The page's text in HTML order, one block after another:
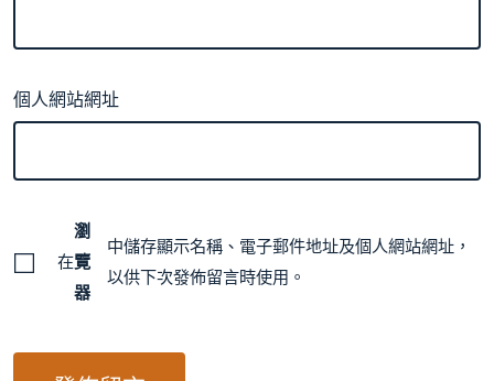
個人網站網址
在
瀏
覽
器
中儲存顯示名稱、電子郵件地址及個人網站網址，
以供下次發佈留言時使用。